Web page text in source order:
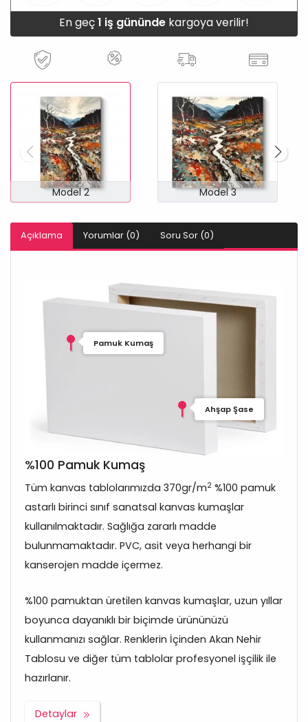
En geç1 iş gününde kargoya verilir!
Model 2 Model 3
Açıklama Yorumlar (0) Soru Sor (0)
Pamuk Kumaş
Ahşap Şase
%100 Pamuk Kumaş
Tüm kanvas tablolarımızda 370gr/m2 %100 pamuk
astarlı birinci sınıf sanatsal kanvas kumaşlar
kullanılmaktadır. Sağlığa zararlı madde
bulunmamaktadır. PVC, asit veya herhangi bir
kanserojen madde içermez.
%100 pamuktan üretilen kanvas kumaşlar, uzun yıllar
boyunca dayanıklı bir biçimde ürününüzü
kullanmanızı sağlar. Renklerin İçinden Akan Nehir
Tablosu ve diğer tüm tablolar profesyonel işçilik ile
hazırlanır.
Detaylar